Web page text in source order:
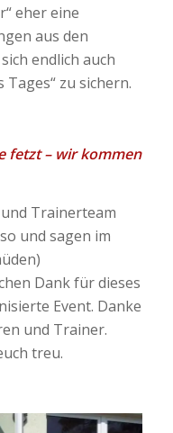
eher eine
aus den
endlich auch
Tages“ zu sichern.
fetzt – wir kommen
Trainerteam
und sagen im
Dank für dieses
Event. Danke
und Trainer.
treu.